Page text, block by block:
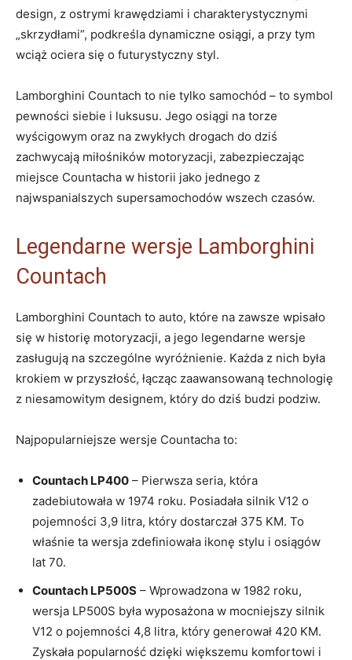
design, z ostrymi krawędziami i charakterystycznymi
„skrzydłami”, podkreśla dynamiczne osiągi, a przy tym
wciąż ociera się o futurystyczny styl.
Lamborghini Countach to nie tylko samochód – to symbol
pewności siebie i luksusu. Jego osiągi na torze
wyścigowym oraz na zwykłych drogach do dziś
zachwycają miłośników motoryzacji, zabezpieczając
miejsce Countacha w historii jako jednego z
najwspanialszych supersamochodów wszech czasów.
Legendarne wersje Lamborghini
Countach
Lamborghini Countach to auto, które na zawsze wpisało
się w historię motoryzacji, a jego legendarne wersje
zasługują na szczególne wyróżnienie. Każda z nich była
krokiem w przyszłość, łącząc zaawansowaną technologię
z niesamowitym designem, który do dziś budzi podziw.
Najpopularniejsze wersje Countacha to:
Countach LP400 – Pierwsza seria, która
zadebiutowała w 1974 roku. Posiadała silnik V12 o
pojemności 3,9 litra, który dostarczał 375 KM. To
właśnie ta wersja zdefiniowała ikonę stylu i osiągów
lat 70.
Countach LP500S – Wprowadzona w 1982 roku,
wersja LP500S była wyposażona w mocniejszy silnik
V12 o pojemności 4,8 litra, który generował 420 KM.
Zyskała popularność dzięki większemu komfortowi i